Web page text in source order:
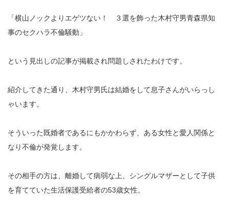
「横山ノックよりエゲツない！ ３選を飾った木村守男青森県知
事のセクハラ不倫騒動」
という見出しの記事が掲載され問題しされたわけです。
紹介してきた通り、木村守男氏は結婚をして息子さんがいらっし
ゃいます。
そういった既婚者であるにもかかわらず、ある女性と愛人関係と
なり不倫が発覚します。
その相手の方は、離婚して病弱な上、シングルマザーとして子供
を育てていた生活保護受給者の53歳女性。